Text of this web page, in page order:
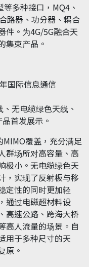
多种接口，MQ4、
路器、功分器、耦合
件。为4G/5G融合天
集束产品。
无电缆绿色天线、
首发展示。
覆盖，充分满足
群场所对高容量、高
极小。无电缆绿色天
，实现了反射板与移
定性的同时更加轻
通过电磁超材料设
高速公路、跨海大桥
高人流量的场景。自
用于多种尺寸的天
原。